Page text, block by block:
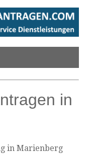
in
in Marienberg